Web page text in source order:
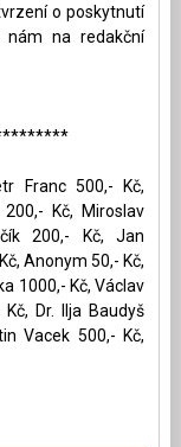
o poskytnutí
nám na redakční
Franc 500,- Kč,
Kč, Miroslav
200,- Kč, Jan
Anonym 50,- Kč,
1000,- Kč, Václav
Dr. Ilja Baudyš
Vacek 500,- Kč,